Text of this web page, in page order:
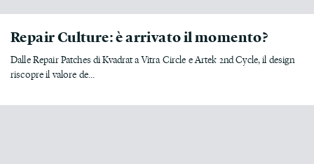
Repair Culture: è arrivato il momento?
Dalle Repair Patches di Kvadrat a Vitra Circle e Artek 2nd Cycle, il design
riscopre il valore de...